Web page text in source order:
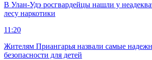
В Улан-Удэ росгвардейцы нашли у
лесу наркотики
11:20
Жителям Приангарья назвали самые
безопасности для детей